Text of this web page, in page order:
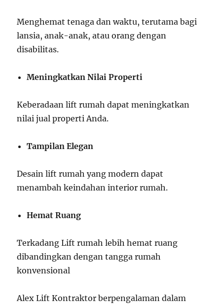
Menghemat tenaga dan waktu, terutama bagi
lansia, anak-anak, atau orang dengan
disabilitas.
Meningkatkan Nilai Properti
Keberadaan lift rumah dapat meningkatkan
nilai jual properti Anda.
Tampilan Elegan
Desain lift rumah yang modern dapat
menambah keindahan interior rumah.
Hemat Ruang
Terkadang Lift rumah lebih hemat ruang
dibandingkan dengan tangga rumah
konvensional
Alex Lift Kontraktor berpengalaman dalam